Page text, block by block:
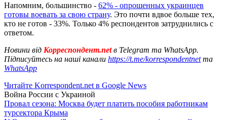
Напомним, большинство - 62% - опрошенных украинцев
готовы воевать за свою страну. Это почти вдвое больше тех,
кто не готов - 33%. Только 4% респондентов затруднились с
ответом.
Новини від Корреспондент.netв Telegram та WhatsApp.
Підписуйтесь на наші канали https://t.me/korrespondentnetта
WhatsApp
Читайте Korrespondent.net в Google News
Война России с Украиной
Провал сезона: Москва будет платить пособия работникам
турсектора Крыма